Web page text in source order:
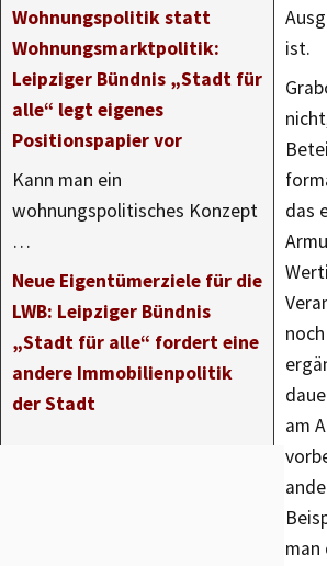
Wohnungspolitik statt
Wohnungsmarktpolitik:
Leipziger Bündnis „Stadt für
alle“ legt eigenes
Positionspapier vor
Kann man ein
wohnungspolitisches Konzept
…
Neue Eigentümerziele für die
LWB: Leipziger Bündnis
„Stadt für alle“ fordert eine
andere Immobilienpolitik
der Stadt
ist.
das
am
man